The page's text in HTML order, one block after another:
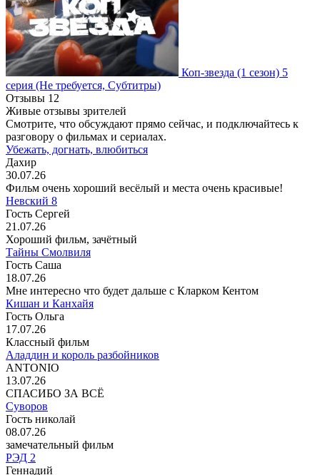
Коп-звезда (1 сезон) 5
серия (Не требуется, Субтитры)
Отзывы 12
Живые отзывы зрителей
Смотрите, что обсуждают прямо сейчас, и подключайтесь к
разговору о фильмах и сериалах.
Убежать, догнать, влюбиться
Дахир
30.07.26
Фильм очень хороший весёлый и места очень красивые!
Невский 8
Гость Сергей
21.07.26
Хороший фильм, зачётный
Тайны Смолвиля
Гость Саша
18.07.26
Мне интересно что будет дальше с Кларком Кентом
Кишан и Канхайя
Гость Ольга
17.07.26
Классный фильм
Аладдин и король разбойников
ANTONIO
13.07.26
СПАСИБО ЗА ВСЁ
Суворов
Гость николай
08.07.26
замечательный фильм
РЭД 2
Геннадий